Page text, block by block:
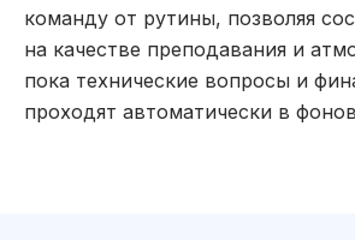
команду от рутины, позволяя
на качестве преподавания и
пока технические вопросы и
проходят автоматически в